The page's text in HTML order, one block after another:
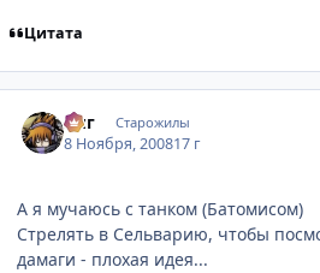
Цитата
Зиг Старожилы
8 Ноября, 200817 г
А я мучаюсь с танком (Батомисом)
Стрелять в Сельварию, чтобы
дамаги - плохая идея...